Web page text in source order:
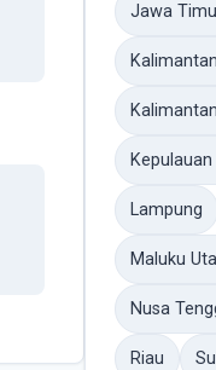
Jawa
Lampung
Maluku
Nusa
Riau